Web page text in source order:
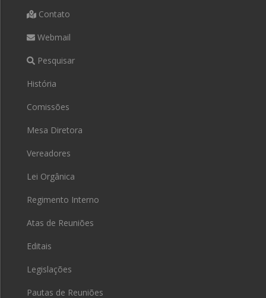
Contato
Webmail
Pesquisar
História
Comissões
Mesa Diretora
Vereadores
Lei Orgânica
Regimento Interno
Atas de Reuniões
Editais
Legislações
Pautas de Reuniões